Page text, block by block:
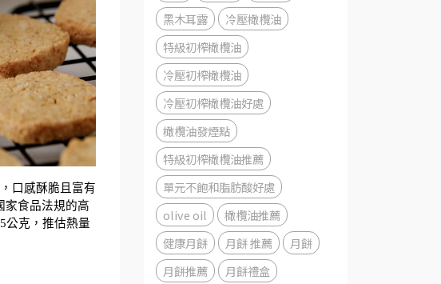
口感酥脆且富有
家食品法規的高
公克，推估熱量
黑木耳露
冷壓橄欖油
特級初榨橄欖油
冷壓初榨橄欖油
冷壓初榨橄欖油好處
橄欖油發煙點
特級初榨橄欖油推薦
單元不飽和脂肪酸好處
olive oil
橄欖油推薦
健康月餅
月餅 推薦
月餅
月餅推薦
月餅禮盒